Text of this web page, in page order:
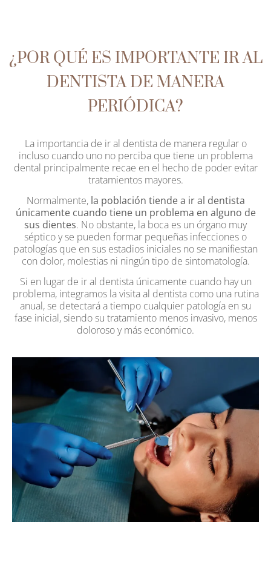
¿POR QUÉ ES IMPORTANTE IR AL
DENTISTA DE MANERA
PERIÓDICA?
La importancia de ir al dentista de manera regular o
incluso cuando uno no perciba que tiene un problema
dental principalmente recae en el hecho de poder evitar
tratamientos mayores.
Normalmente, la población tiende a ir al dentista
únicamente cuando tiene un problema en alguno de
sus dientes. No obstante, la boca es un órgano muy
séptico y se pueden formar pequeñas infecciones o
patologías que en sus estadios iniciales no se manifiestan
con dolor, molestias ni ningún tipo de sintomatología.
Si en lugar de ir al dentista únicamente cuando hay un
problema, integramos la visita al dentista como una rutina
anual, se detectará a tiempo cualquier patología en su
fase inicial, siendo su tratamiento menos invasivo, menos
doloroso y más económico.